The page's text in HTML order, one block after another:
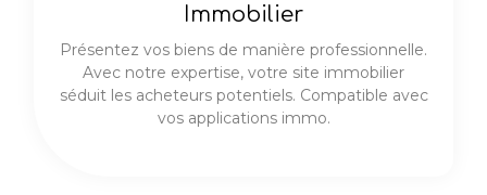
Immobilier
Présentez vos biens de manière professionnelle.
Avec notre expertise, votre site immobilier
séduit les acheteurs potentiels. Compatible avec
vos applications immo.